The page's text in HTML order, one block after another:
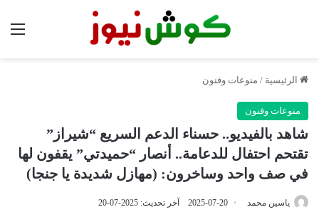
الرئيسية / منوعات وفنون
منوعات وفنون
شاهد بالفيديو.. حسناء الدعم السريع “شيراز”
تقتحم احتفال للدعامة.. أنصار “حميدتي” يقفون لها
في صف واحد وساخرون: (مهازل شديدة يا جنجا)
ياسين محمد 2025-07-20 آخر تحديث: 2025-07-20